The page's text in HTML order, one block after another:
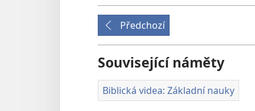
Předchozí
Související náměty
Biblická videa: Základní nauky